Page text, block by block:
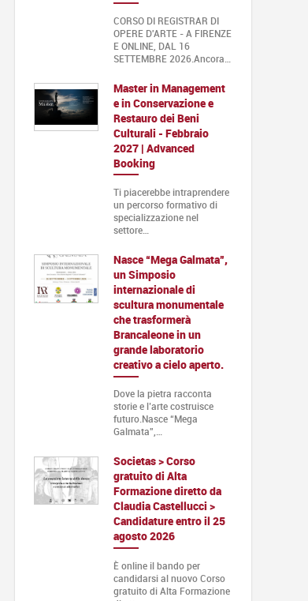
CORSO DI REGISTRAR DI
OPERE D'ARTE - A FIRENZE
E ONLINE, DAL 16
SETTEMBRE 2026.Ancora…
Master in Management
e in Conservazione e
Restauro dei Beni
Culturali - Febbraio
2027 | Advanced
Booking
Ti piacerebbe intraprendere
un percorso formativo di
specializzazione nel
settore…
Nasce “Mega Galmata”,
un Simposio
internazionale di
scultura monumentale
che trasformerà
Brancaleone in un
grande laboratorio
creativo a cielo aperto.
Dove la pietra racconta
storie e l’arte costruisce
futuro.Nasce “Mega
Galmata”,…
Societas > Corso
gratuito di Alta
Formazione diretto da
Claudia Castellucci >
Candidature entro il 25
agosto 2026
È online il bando per
candidarsi al nuovo Corso
gratuito di Alta Formazione